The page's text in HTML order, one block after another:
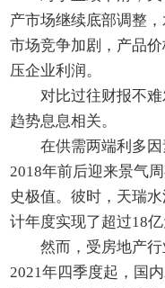
产市场继续底部调整
市场竞争加剧，产品
压企业利润。
对比过往财报不
趋势息息相关。
在供需两端利多
2018年前后迎来景气
史极值。彼时，天瑞
计年度实现了超过18亿
然而，受房地产
2021年四季度起，国